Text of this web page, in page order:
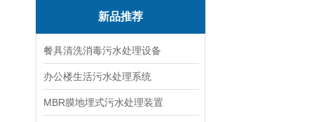
新品推荐
餐具清洗消毒污水处理设备
办公楼生活污水处理系统
MBR膜地埋式污水处理装置